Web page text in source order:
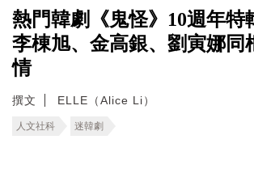
熱門韓劇《鬼怪》10週年特
李棟旭、金高銀、劉寅娜同
情
撰文 ELLE（Alice Li）
人文社科 迷韓劇